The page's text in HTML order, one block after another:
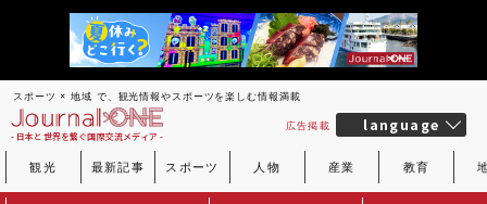
スポーツ × 地域 で、観光情報やスポーツを楽しむ情報満載
- 日本と世界を繋ぐ国際交流メディア -
広告掲載 language
観光 最新記事 スポーツ 人物 産業 教育